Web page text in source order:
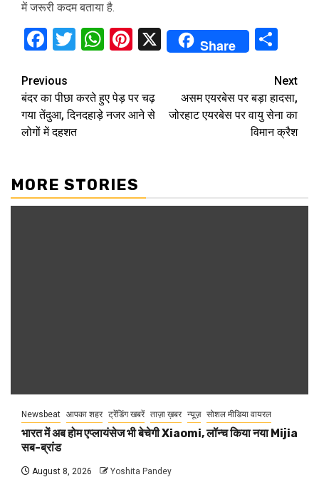
में जरूरी कदम बताया है.
Facebook
Twitter
WhatsApp
Pinterest
X Share
Continue
Reading
Previous
बंदर का पीछा करते हुए पेड़ पर चढ़
गया तेंदुआ, दिनदहाड़े नजर आने से
लोगों में दहशत
Next
असम एयरबेस पर बड़ा हादसा,
जोरहाट एयरबेस पर वायु सेना का
विमान क्रैश
MORE STORIES
Newsbeat आपका शहर ट्रेंडिंग खबरें ताज़ा ख़बर न्यूज़ सोशल मीडिया वायरल
भारत में अब होम एप्लायंसेज भी बेचेगी Xiaomi, लॉन्च किया नया Mijia
सब-ब्रांड
August 8, 2026 Yoshita Pandey